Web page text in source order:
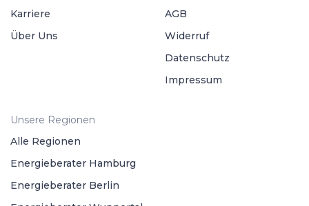
Karriere
Über Uns
AGB
Widerruf
Datenschutz
Impressum
Unsere Regionen
Alle Regionen
Energieberater Hamburg
Energieberater Berlin